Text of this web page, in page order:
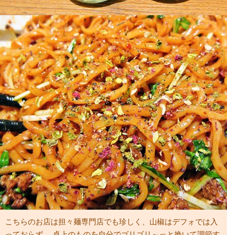
こちらのお店は担々麺専門店でも珍しく、山椒はデフォでは入